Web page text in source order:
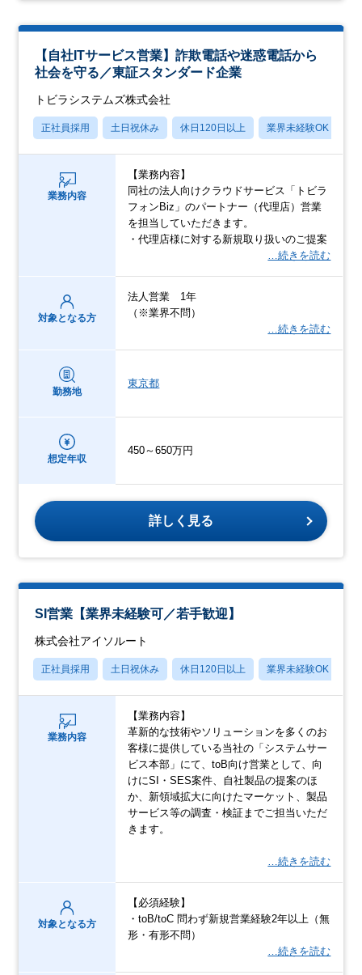
【自社ITサービス営業】詐欺電話や迷惑電話から
社会を守る／東証スタンダード企業
トビラシステムズ株式会社
正社員採用 土日祝休み 休日120日以上 業界未経験OK
業務内容
【業務内容】
同社の法人向けクラウドサービス「トビラ
フォンBiz」のパートナー（代理店）営業
を担当していただきます。
・代理店様に対する新規取り扱いのご提案
…続きを読む
対象となる方
法人営業 1年
（※業界不問）
…続きを読む
勤務地
東京都
想定年収
450～650万円
詳しく見る
SI営業【業界未経験可／若手歓迎】
株式会社アイソルート
正社員採用 土日祝休み 休日120日以上 業界未経験OK
業務内容
【業務内容】
革新的な技術やソリューションを多くのお
客様に提供している当社の「システムサー
ビス本部」にて、toB向け営業として、向
けにSI・SES案件、自社製品の提案のほ
か、新領域拡大に向けたマーケット、製品
サービス等の調査・検証までご担当いただ
きます。
…続きを読む
対象となる方
【必須経験】
・toB/toC 問わず新規営業経験2年以上（無
形・有形不問）
…続きを読む